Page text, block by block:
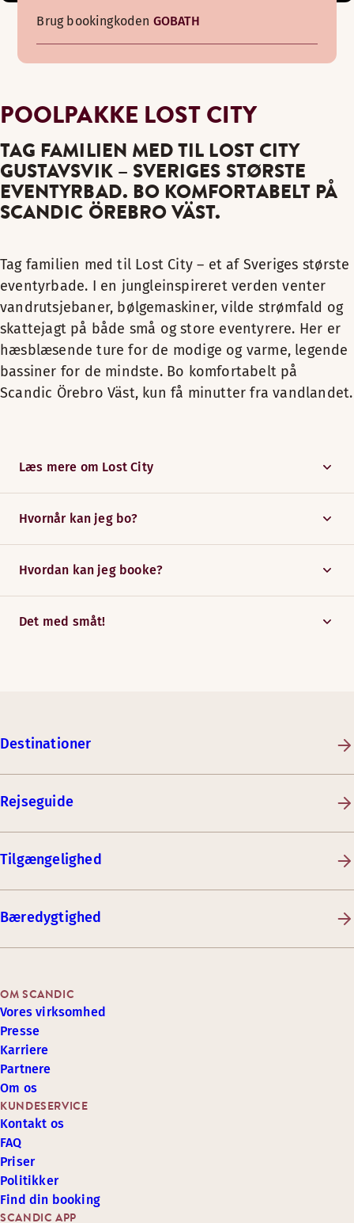
Brug bookingkoden GOBATH
POOLPAKKE LOST CITY
TAG FAMILIEN MED TIL LOST CITY
GUSTAVSVIK – SVERIGES STØRSTE
EVENTYRBAD. BO KOMFORTABELT PÅ
SCANDIC ÖREBRO VÄST.
Tag familien med til Lost City – et af Sveriges største
eventyrbade. I en jungleinspireret verden venter
vandrutsjebaner, bølgemaskiner, vilde strømfald og
skattejagt på både små og store eventyrere. Her er
hæsblæsende ture for de modige og varme, legende
bassiner for de mindste. Bo komfortabelt på
Scandic Örebro Väst, kun få minutter fra vandlandet.
Læs mere om Lost City
Hvornår kan jeg bo?
Hvordan kan jeg booke?
Det med småt!
Destinationer
Rejseguide
Tilgængelighed
Bæredygtighed
SCANDIC APP
KUNDESERVICE
Kontakt os
FAQ
Priser
Politikker
Find din booking
OM SCANDIC
Vores virksomhed
Presse
Karriere
Partnere
Om os